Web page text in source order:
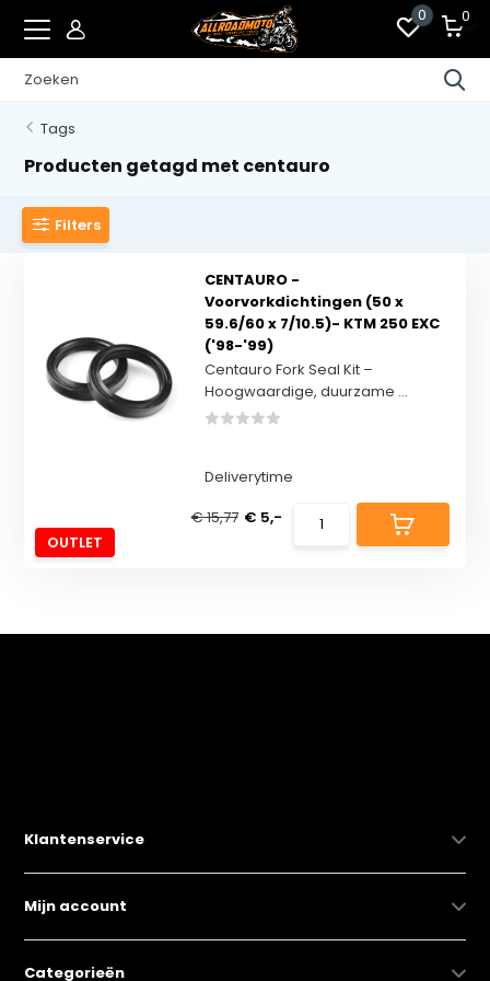
0 0
Tags
Producten getagd met centauro
Filters
OUTLET
CENTAURO -
Voorvorkdichtingen (50 x
59.6/60 x 7/10.5)- KTM 250 EXC
('98-'99)
Centauro Fork Seal Kit –
Hoogwaardige, duurzame ...
Deliverytime
€ 15,77 € 5,-
Klantenservice
Mijn account
Categorieën